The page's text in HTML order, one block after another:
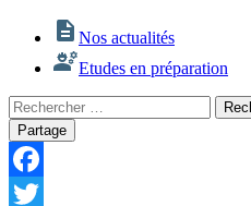
Nos actualités
Etudes en préparation
Rechercher
: Partage
Facebook